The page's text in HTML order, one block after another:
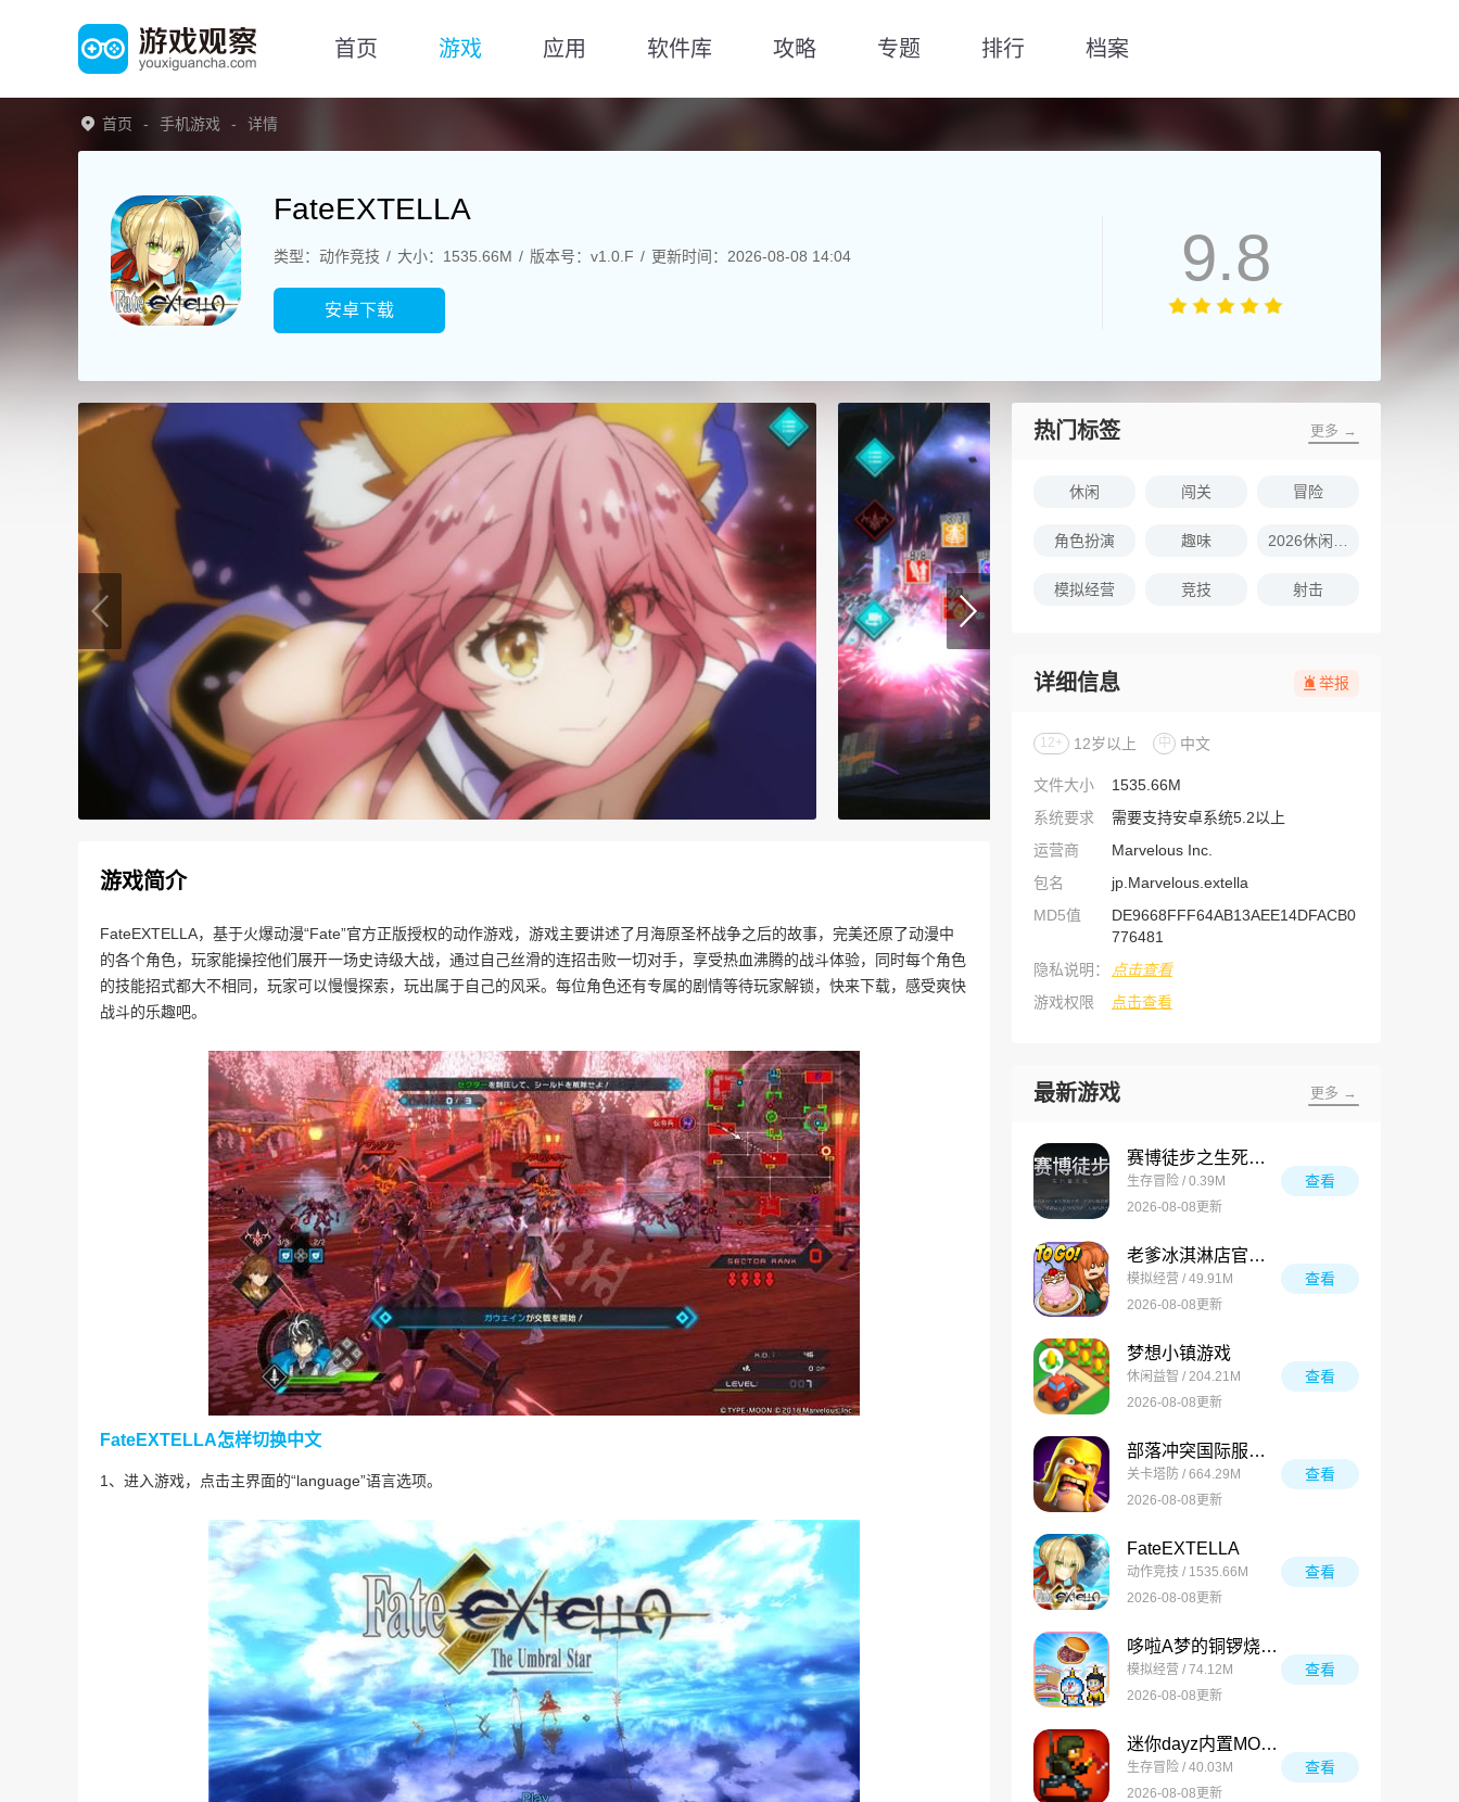
首页 游戏 应用 软件库 攻略 专题 排行 档案
首页 手机游戏 详情
FateEXTELLA
类型：动作竞技 大小：1535.66M 版本号：v1.0.F 更新时间：2026-08-08 14:04
安卓下载
9.8
游戏简介
FateEXTELLA，基于火爆动漫“Fate”官方正版授权的动作游戏，游戏主要讲述了月海原圣杯战争之后的故事，完美还原了动漫中
的各个角色，玩家能操控他们展开一场史诗级大战，通过自己丝滑的连招击败一切对手，享受热血沸腾的战斗体验，同时每个角色
的技能招式都大不相同，玩家可以慢慢探索，玩出属于自己的风采。每位角色还有专属的剧情等待玩家解锁，快来下载，感受爽快
战斗的乐趣吧。
FateEXTELLA怎样切换中文
1、进入游戏，点击主界面的“language”语言选项。
热门标签 更多 →
休闲 闯关 冒险
角色扮演 趣味
模拟经营 竞技 射击
详细信息 举报
12+ 12岁以上 中 中文
文件大小
1535.66M
系统要求
需要支持安卓系统5.2以上
运营商
Marvelous Inc.
包名
jp.Marvelous.extella
MD5值
DE9668FFF64AB13AEE14DFACB0
776481
隐私说明：
点击查看
游戏权限
点击查看
最新游戏 更多 →
赛博徒步之生死鳌太线
生存冒险 / 0.39M
2026-08-08更新
查看
老爹冰淇淋店官方版
模拟经营 / 49.91M
2026-08-08更新
查看
梦想小镇游戏
休闲益智 / 204.21M
2026-08-08更新
查看
部落冲突国际服最新版
关卡塔防 / 664.29M
2026-08-08更新
查看
FateEXTELLA
动作竞技 / 1535.66M
2026-08-08更新
查看
哆啦A梦的铜锣烧店物语内置菜单版
模拟经营 / 74.12M
2026-08-08更新
查看
迷你dayz内置MOD菜单版
生存冒险 / 40.03M
2026-08-08更新
查看